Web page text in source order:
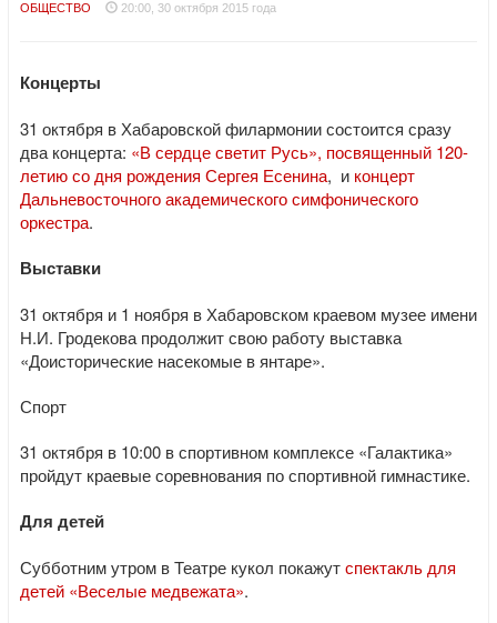
ОБЩЕСТВО 20:00, 30 октября 2015 года
Концерты
31 октября в Хабаровской филармонии состоится сразу
два концерта: «В сердце светит Русь», посвященный 120-
летию со дня рождения Сергея Есенина, и концерт
Дальневосточного академического симфонического
оркестра.
Выставки
31 октября и 1 ноября в Хабаровском краевом музее имени
Н.И. Гродекова продолжит свою работу выставка
«Доисторические насекомые в янтаре».
Спорт
31 октября в 10:00 в спортивном комплексе «Галактика»
пройдут краевые соревнования по спортивной гимнастике.
Для детей
Субботним утром в Театре кукол покажутспектакль для
детей «Веселые медвежата».